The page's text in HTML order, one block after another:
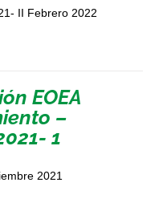
II Febrero 2022
EOEA
–
1
2021